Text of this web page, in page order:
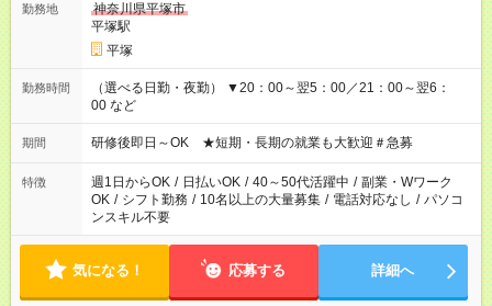
勤務地
神奈川県平塚市
平塚駅
平塚
勤務時間
（選べる日勤・夜勤） ▼20：00～翌5：00／21：00～翌6：
00 など
期間 研修後即日～OK ★短期・長期の就業も大歓迎＃急募
特徴 週1日からOK / 日払いOK / 40～50代活躍中 / 副業・Wワーク
OK / シフト勤務 / 10名以上の大量募集 / 電話対応なし / パソコ
ンスキル不要
気になる！ 応募する 詳細へ